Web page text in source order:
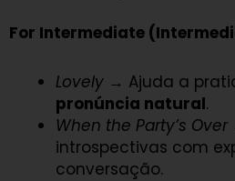
For Intermediate
Lovely → Ajuda a
pronúncia natural.
When the Party’s Over
introspectivas com
conversação.